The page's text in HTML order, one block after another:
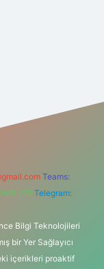
Teams:
0 726 Telegram:
Bilgi Teknolojileri
bir Yer Sağlayıcı
içerikleri proaktif